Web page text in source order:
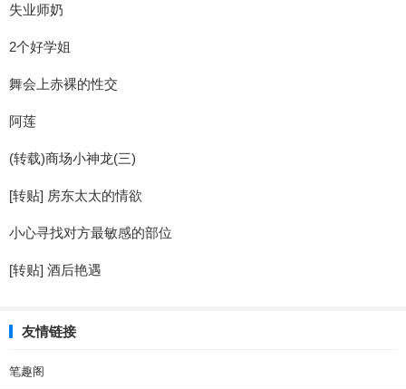
失业师奶
2个好学姐
舞会上赤裸的性交
阿莲
(转载)商场小神龙(三)
[转贴] 房东太太的情欲
小心寻找对方最敏感的部位
[转贴] 酒后艳遇
友情链接
笔趣阁